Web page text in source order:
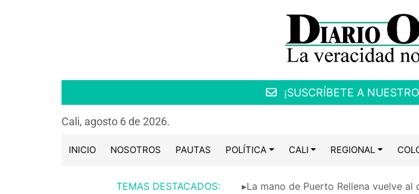
¡SUSCRÍBETE A
Cali, agosto 6 de 2026.
INICIO NOSOTROS PAUTAS POLÍTICA CALI REGIONAL
TEMAS DESTACADOS: ▸La mano de Puerto Rellena vuelve al